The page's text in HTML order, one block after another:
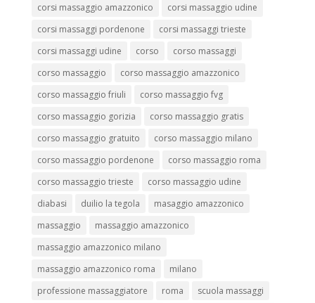
corsi massaggio amazzonico
corsi massaggio udine
corsi massaggi pordenone
corsi massaggi trieste
corsi massaggi udine
corso
corso massaggi
corso massaggio
corso massaggio amazzonico
corso massaggio friuli
corso massaggio fvg
corso massaggio gorizia
corso massaggio gratis
corso massaggio gratuito
corso massaggio milano
corso massaggio pordenone
corso massaggio roma
corso massaggio trieste
corso massaggio udine
diabasi
duilio la tegola
masaggio amazzonico
massaggio
massaggio amazzonico
massaggio amazzonico milano
massaggio amazzonico roma
milano
professione massaggiatore
roma
scuola massaggi